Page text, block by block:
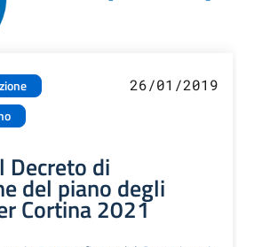
26/01/2019
Decreto di
del piano degli
Cortina 2021